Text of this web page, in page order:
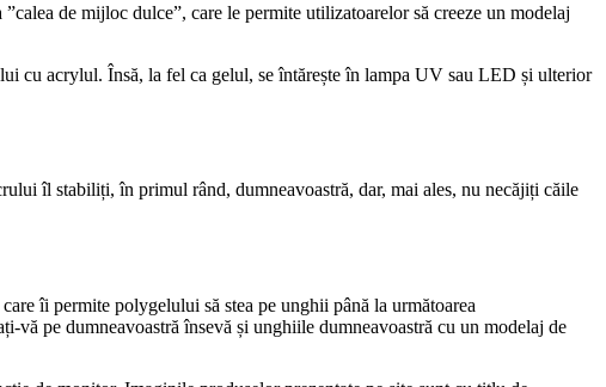
de mijloc dulce”, care le permite utilizatoarelor să creeze un modelaj
cu acrylul. Însă, la fel ca gelul, se întărește în lampa UV sau LED și ulterior
îl stabiliți, în primul rând, dumneavoastră, dar, mai ales, nu necăjiți căile
care îi permite polygelului să stea pe unghii până la următoarea
vă pe dumneavoastră însevă și unghiile dumneavoastră cu un modelaj de